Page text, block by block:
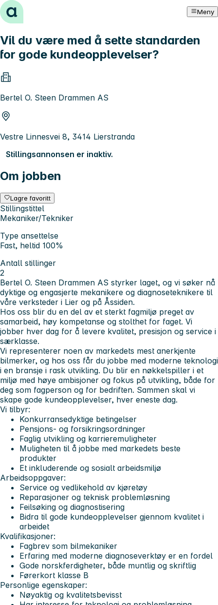
Hopp til innhold Meny
Vil du være med å sette standarden
for gode kundeopplevelser?
Bertel O. Steen Drammen AS
Vestre Linnesvei 8, 3414 Lierstranda
Stillingsannonsen er inaktiv.
Om jobben
Lagre favoritt
Stillingstittel
Mekaniker/Tekniker
Type ansettelse
Fast, heltid 100%
Antall stillinger
2
Bertel O. Steen Drammen AS styrker laget, og vi søker nå
dyktige og engasjerte mekanikere og diagnoseteknikere til
våre verksteder i Lier og på Åssiden.
Hos oss blir du en del av et sterkt fagmiljø preget av
samarbeid, høy kompetanse og stolthet for faget. Vi
jobber hver dag for å levere kvalitet, presisjon og service i
særklasse.
Vi representerer noen av markedets mest anerkjente
bilmerker, og hos oss får du jobbe med moderne teknologi
i en bransje i rask utvikling. Du blir en nøkkelspiller i et
miljø med høye ambisjoner og fokus på utvikling, både for
deg som fagperson og for bedriften. Sammen skal vi
skape gode kundeopplevelser, hver eneste dag.
Vi tilbyr:
Konkurransedyktige betingelser
Pensjons- og forsikringsordninger
Faglig utvikling og karrieremuligheter
Muligheten til å jobbe med markedets beste
produkter
Et inkluderende og sosialt arbeidsmiljø
Arbeidsoppgaver:
Service og vedlikehold av kjøretøy
Reparasjoner og teknisk problemløsning
Feilsøking og diagnostisering
Bidra til gode kundeopplevelser gjennom kvalitet i
arbeidet
Kvalifikasjoner:
Fagbrev som bilmekaniker
Erfaring med moderne diagnoseverktøy er en fordel
Gode norskferdigheter, både muntlig og skriftlig
Førerkort klasse B
Personlige egenskaper:
Nøyaktig og kvalitetsbevisst